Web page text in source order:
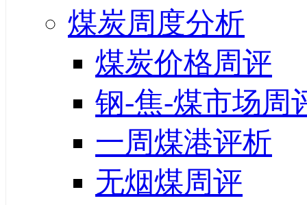
煤炭周度分析
煤炭价格周评
钢-焦-煤市场周
一周煤港评析
无烟煤周评